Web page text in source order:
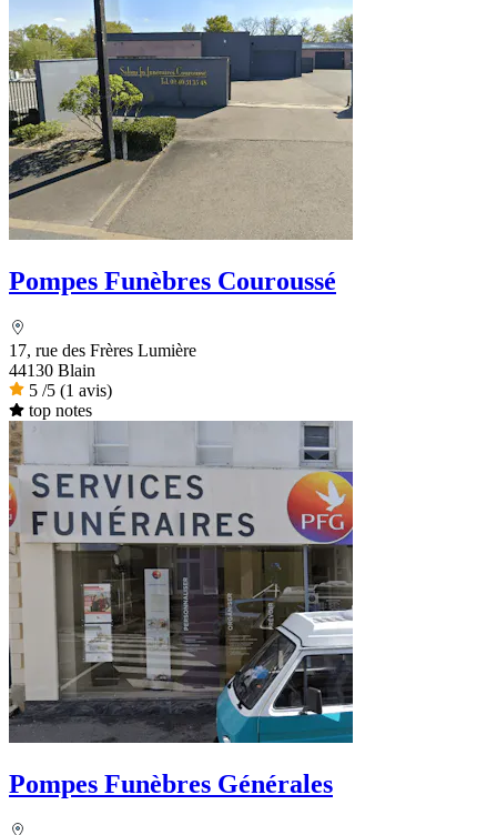
Pompes Funèbres Couroussé
17, rue des Frères Lumière
44130 Blain
5 /5 (1 avis)
top notes
Pompes Funèbres Générales